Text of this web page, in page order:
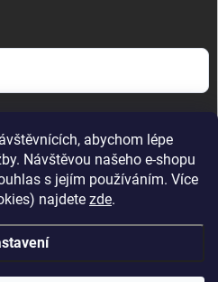
abychom lépe
Návštěvou našeho e-shopu
s jejím používáním. Více
najdete zde.